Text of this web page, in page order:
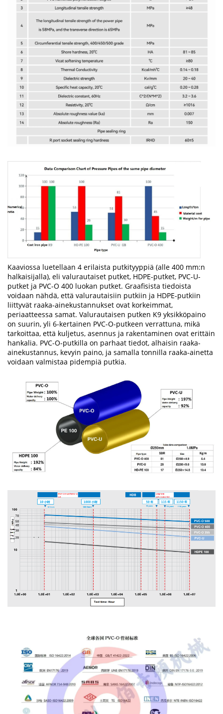
Kaaviossa luetellaan 4 erilaista putkityyppiä (alle 400 mm:n
halkaisijalla), eli valurautaiset putket, HDPE-putket, PVC-U-
putket ja PVC-O 400 luokan putket. Graafisista tiedoista
voidaan nähdä, että valurautaisiin putkiin ja HDPE-putkiin
liittyvät raaka-ainekustannukset ovat korkeimmat,
periaatteessa samat. Valurautaisen putken K9 yksikköpaino
on suurin, yli 6-kertainen PVC-O-putkeen verrattuna, mikä
tarkoittaa, että kuljetus, asennus ja rakentaminen ovat erittäin
hankalia. PVC-O-putkilla on parhaat tiedot, alhaisin raaka-
ainekustannus, kevyin paino, ja samalla tonnilla raaka-ainetta
voidaan valmistaa pidempiä putkia.